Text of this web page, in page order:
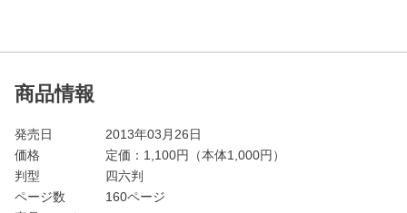
商品情報
発売日
2013年03月26日
価格
定価： 1,100円（本体1,000円）
判型
四六判
ページ数
160ページ